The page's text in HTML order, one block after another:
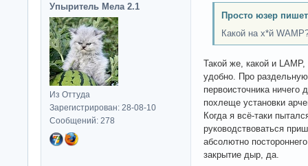
Упыритель Мела 2.1
Из Оттуда
Зарегистрирован: 28-08-10
Сообщений: 278
Просто юзер
Какой на х*й
Такой же, какой и
удобно. Про раздельную
первоисточника
похлеще установки
Когда я всё-таки
руководствоваться
абсолютно
закрытие дыр, да.